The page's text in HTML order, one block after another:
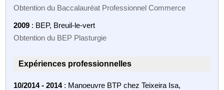
Obtention du Baccalauréat Professionnel Commerce
2009 : BEP, Breuil-le-vert
Obtention du BEP Plasturgie
Expériences professionnelles
10/2014 - 2014: Manoeuvre BTP chez Teixeira Isa,